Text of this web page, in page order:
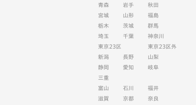
青森
岩手
秋田
宮城
山形
福島
栃木
茨城
群馬
埼玉
千葉
神奈川
東京23区
東京23区外
新潟
長野
山梨
静岡
愛知
岐阜
三重
富山
石川
福井
滋賀
京都 奈良